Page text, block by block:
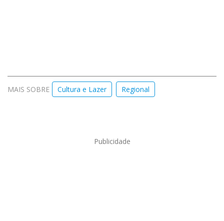
MAIS SOBRE Cultura e Lazer Regional
Publicidade